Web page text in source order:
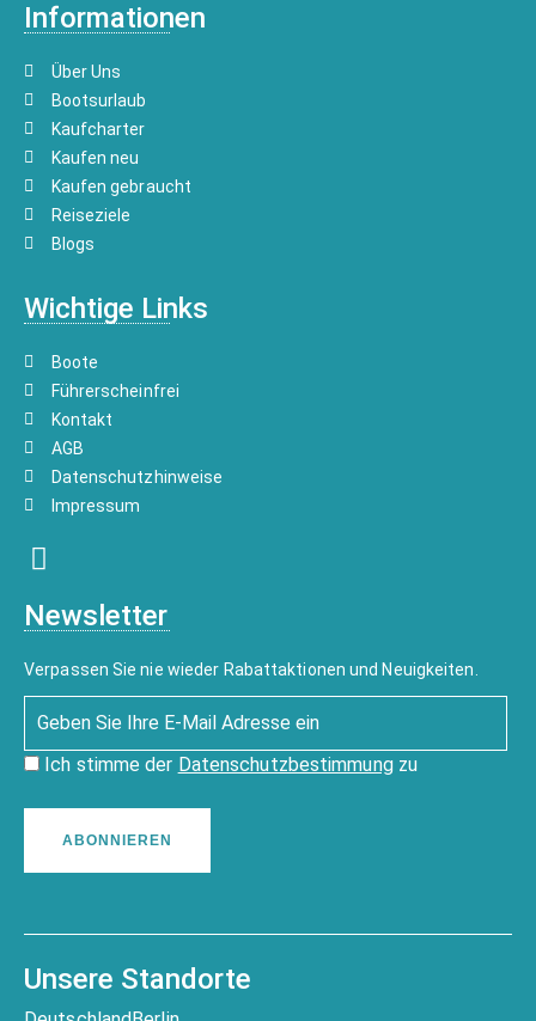
Informationen
Über Uns
Bootsurlaub
Kaufcharter
Kaufen neu
Kaufen gebraucht
Reiseziele
Blogs
Wichtige Links
Boote
Führerscheinfrei
Kontakt
AGB
Datenschutzhinweise
Impressum
Newsletter
Verpassen Sie nie wieder Rabattaktionen und Neuigkeiten.
Ich stimme der Datenschutzbestimmungzu
ABONNIEREN
Unsere Standorte